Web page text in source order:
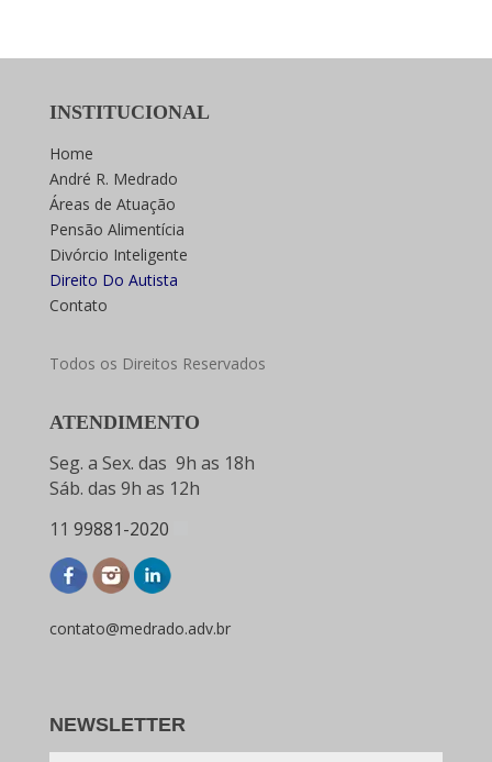
INSTITUCIONAL
Home
André R. Medrado
Áreas de Atuação
Pensão Alimentícia
Divórcio Inteligente
Direito Do Autista
Contato
Todos os Direitos Reservados
ATENDIMENTO
Seg. a Sex. das 9h as 18h
Sáb. das 9h as 12h
11 99881-2020
contato@medrado.adv.br
NEWSLETTER